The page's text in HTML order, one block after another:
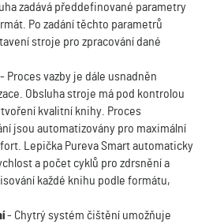
zadává předdefinované parametry
Po zadání těchto parametrů
stroje pro zpracování dané
- Proces vazby je dále usnadněn
Obsluha stroje má pod kontrolou
kvalitní knihy. Proces
jsou automatizovány pro maximální
Lepička Pureva Smart automaticky
a počet cyklů pro zdrsnění a
každé knihu podle formátu,
- Chytrý systém čištění umožňuje